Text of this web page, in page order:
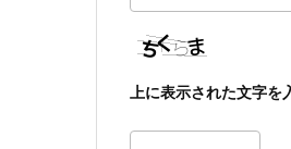
上に表示された文字を